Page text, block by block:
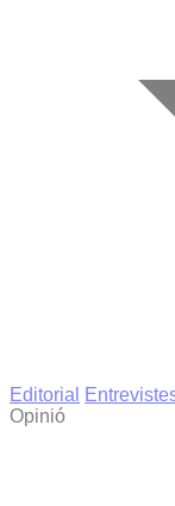
Editorial
Opinió